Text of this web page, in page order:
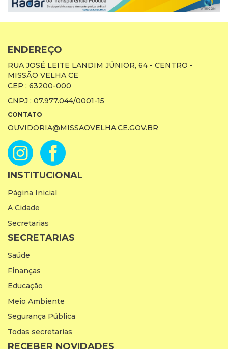
ENDEREÇO
RUA JOSÉ LEITE LANDIM JÚNIOR, 64 - CENTRO -
MISSÃO VELHA CE
CEP : 63200-000
CNPJ : 07.977.044/0001-15
CONTATO
OUVIDORIA@MISSAOVELHA.CE.GOV.BR
INSTITUCIONAL
Página Inicial
A Cidade
Secretarias
SECRETARIAS
Saúde
Finanças
Educação
Meio Ambiente
Segurança Pública
Todas secretarias
RECEBER NOVIDADES